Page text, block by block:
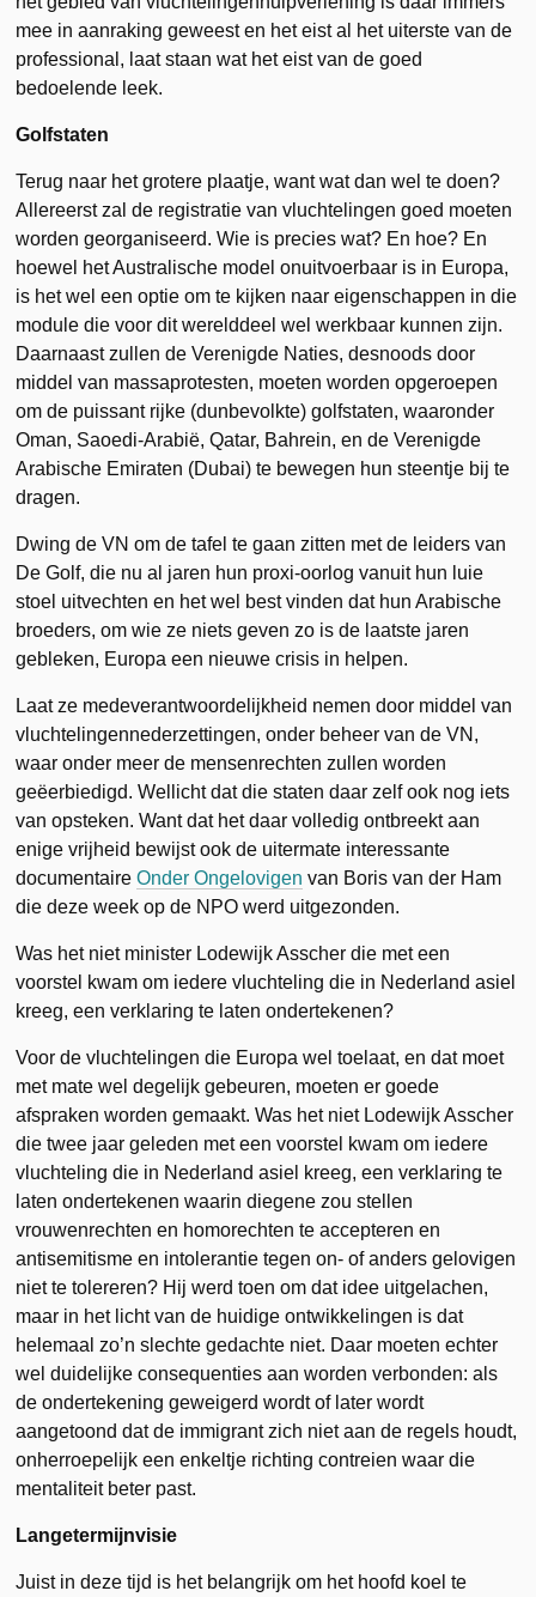
mee in aanraking geweest en het eist al het uiterste van de
professional, laat staan wat het eist van de goed
bedoelende leek.
Golfstaten
Terug naar het grotere plaatje, want wat dan wel te doen?
Allereerst zal de registratie van vluchtelingen goed moeten
worden georganiseerd. Wie is precies wat? En hoe? En
hoewel het Australische model onuitvoerbaar is in Europa,
is het wel een optie om te kijken naar eigenschappen in die
module die voor dit werelddeel wel werkbaar kunnen zijn.
Daarnaast zullen de Verenigde Naties, desnoods door
middel van massaprotesten, moeten worden opgeroepen
om de puissant rijke (dunbevolkte) golfstaten, waaronder
Oman, Saoedi-Arabië, Qatar, Bahrein, en de Verenigde
Arabische Emiraten (Dubai) te bewegen hun steentje bij te
dragen.
Dwing de VN om de tafel te gaan zitten met de leiders van
De Golf, die nu al jaren hun proxi-oorlog vanuit hun luie
stoel uitvechten en het wel best vinden dat hun Arabische
broeders, om wie ze niets geven zo is de laatste jaren
gebleken, Europa een nieuwe crisis in helpen.
Laat ze medeverantwoordelijkheid nemen door middel van
vluchtelingennederzettingen, onder beheer van de VN,
waar onder meer de mensenrechten zullen worden
geëerbiedigd. Wellicht dat die staten daar zelf ook nog iets
van opsteken. Want dat het daar volledig ontbreekt aan
enige vrijheid bewijst ook de uitermate interessante
documentaireOnder Ongelovigen van Boris van der Ham
die deze week op de NPO werd uitgezonden.
Was het niet minister Lodewijk Asscher die met een
voorstel kwam om iedere vluchteling die in Nederland asiel
kreeg, een verklaring te laten ondertekenen?
Voor de vluchtelingen die Europa wel toelaat, en dat moet
met mate wel degelijk gebeuren, moeten er goede
afspraken worden gemaakt. Was het niet Lodewijk Asscher
die twee jaar geleden met een voorstel kwam om iedere
vluchteling die in Nederland asiel kreeg, een verklaring te
laten ondertekenen waarin diegene zou stellen
vrouwenrechten en homorechten te accepteren en
antisemitisme en intolerantie tegen on- of anders gelovigen
niet te tolereren? Hij werd toen om dat idee uitgelachen,
maar in het licht van de huidige ontwikkelingen is dat
helemaal zo’n slechte gedachte niet. Daar moeten echter
wel duidelijke consequenties aan worden verbonden: als
de ondertekening geweigerd wordt of later wordt
aangetoond dat de immigrant zich niet aan de regels houdt,
onherroepelijk een enkeltje richting contreien waar die
mentaliteit beter past.
Langetermijnvisie
Juist in deze tijd is het belangrijk om het hoofd koel te